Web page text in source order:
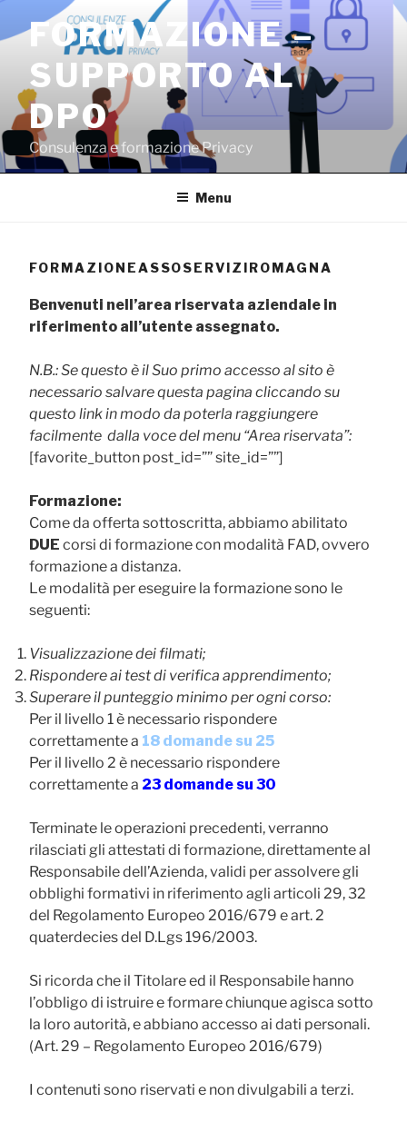
contenuto
FORMAZIONE –
SUPPORTO AL
DPO
Consulenza e formazione Privacy
Menu
FORMAZIONEASSOSERVIZIROMAGNA
Benvenuti nell’area riservata aziendale in
riferimento all’utente assegnato.
N.B.: Se questo è il Suo primo accesso al sito è
necessario salvare questa pagina cliccando su
questo link in modo da poterla raggiungere
facilmente dalla voce del menu “Area riservata”:
[favorite_button post_id=”” site_id=””]
Formazione:
Come da offerta sottoscritta, abbiamo abilitato
DUE corsi di formazione con modalità FAD, ovvero
formazione a distanza.
Le modalità per eseguire la formazione sono le
seguenti:
Visualizzazione dei filmati;
Rispondere ai test di verifica apprendimento;
Superare il punteggio minimo per ogni corso:
Per il livello 1 è necessario rispondere
correttamente a 18 domande su 25
Per il livello 2 è necessario rispondere
correttamente a 23 domande su 30
Terminate le operazioni precedenti, verranno
rilasciati gli attestati di formazione,direttamente al
Responsabile dell’Azienda, validi per assolvere gli
obblighi formativi in riferimento agli articoli 29, 32
del Regolamento Europeo 2016/679 e art. 2
quaterdecies del D.Lgs 196/2003.
Si ricorda che il Titolare ed il Responsabile hanno
l’obbligo di istruire e formare chiunque agisca sotto
la loro autorità, e abbiano accesso ai dati personali.
(Art. 29 – Regolamento Europeo 2016/679)
I contenuti sono riservati e non divulgabili a terzi.